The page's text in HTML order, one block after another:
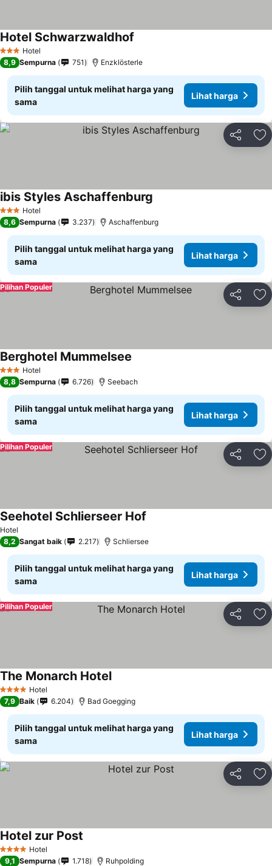
3 BintangHotel
Hotel Schwarzwaldhof
8,9 Sempurna 751 Enzklösterle
Pilih tanggal untuk melihat harga yang
sama
Lihat harga
Bagikan
3 BintangHotel
ibis Styles Aschaffenburg
8,6 Sempurna 3.237 Aschaffenburg
Pilih tanggal untuk melihat harga yang
sama
Lihat harga
Bagikan
Pilihan Populer
3 BintangHotel
Berghotel Mummelsee
8,8 Sempurna 6.726 Seebach
Pilih tanggal untuk melihat harga yang
sama
Lihat harga
Bagikan
Pilihan Populer
Hotel
Seehotel Schlierseer Hof
8,2 Sangat baik 2.217 Schliersee
Pilih tanggal untuk melihat harga yang
sama
Lihat harga
Bagikan
Pilihan Populer
4 BintangHotel
The Monarch Hotel
7,9 Baik 6.204 Bad Goegging
Pilih tanggal untuk melihat harga yang
sama
Lihat harga
Bagikan
4 BintangHotel
Hotel zur Post
9,1 Sempurna 1.718 Ruhpolding